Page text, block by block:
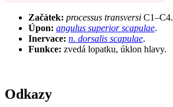
Začátek: processus transversi C1–C4.
Úpon: angulus superior scapulae.
Inervace: n. dorsalis scapulae.
Funkce: zvedá lopatku, úklon hlavy.
Odkazy